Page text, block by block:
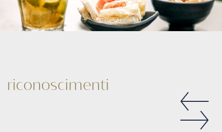
riconoscimenti